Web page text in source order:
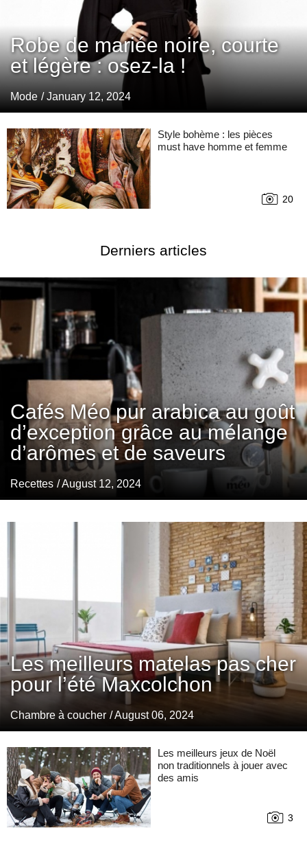
Robe de mariée noire, courte
et légère : osez-la !
Mode / January 12, 2024
Style bohème : les pièces
must have homme et femme
20
Derniers articles
Cafés Méo pur arabica au goût
d’exception grâce au mélange
d’arômes et de saveurs
Recettes / August 12, 2024
Les meilleurs matelas pas cher
pour l’été Maxcolchon
Chambre à coucher / August 06, 2024
Les meilleurs jeux de Noël
non traditionnels à jouer avec
des amis
3